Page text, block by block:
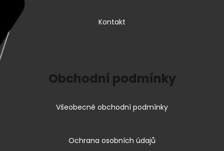
Kontakt
Obchodní podmínky
Všeobecné obchodní podmínky
Ochrana osobních údajů